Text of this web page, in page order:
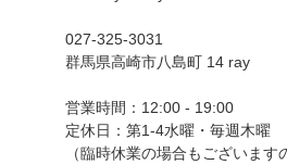
027-325-3031
群馬県高崎市八島町 14 ray
営業時間：12:00 - 19:00
定休日：第1-4水曜・毎週木曜
（臨時休業の場合もございます